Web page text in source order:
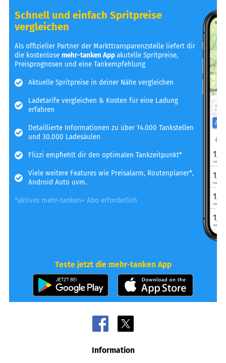
Schnell und einfach Spritpreise
vergleichen
Als offizieller Partner der Markttransparenzstelle liefert dir
die kostenlosemehr-tanken Appakutelle Spritpreise,
Preisprognosen und eine Tankempfehlung
Aktuelle Spritpreise in deiner Nähe vergleichen
Ladetarife vergleichen & Kosten für eine Ladung
erfahren
Detaillierte Informationen zu über 14.000 Tankstellen
und 30.000 Ladesäulen
Flizzi empfiehlt dir den optimalen Tankzeitpunkt*
Viele weitere Features wie Preisalarm, Routenplaner*,
Android Auto uvm.
*aktives mehr-tanken+ Abo erforderlich
Teste jetzt die mehr-tanken App
Information